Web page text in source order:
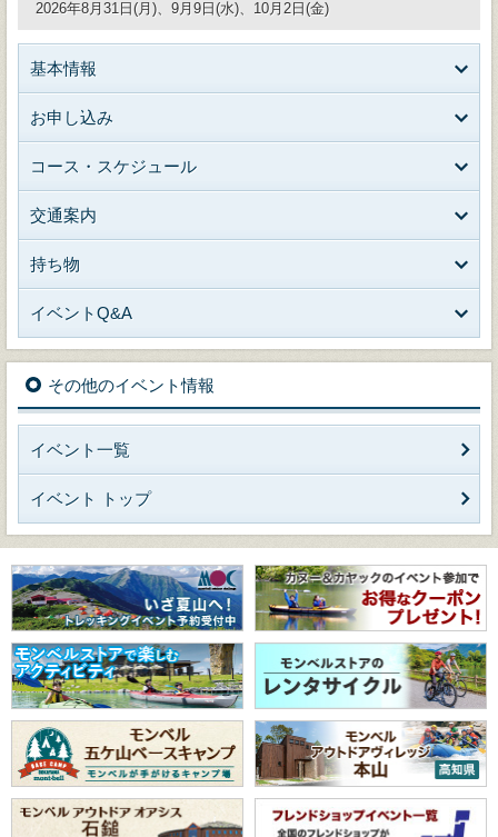
2026年8月31日(月)、9月9日(水)、10月2日(金)
基本情報
お申し込み
コース・スケジュール
交通案内
持ち物
イベントQ&A
その他のイベント情報
イベント一覧
イベント トップ